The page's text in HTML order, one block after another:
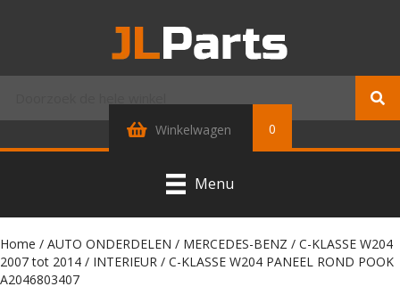
Winkelwagen 0
Menu
Home / AUTO ONDERDELEN / MERCEDES-BENZ / C-KLASSE W204
2007 tot 2014 / INTERIEUR / C-KLASSE W204 PANEEL ROND POOK
A2046803407